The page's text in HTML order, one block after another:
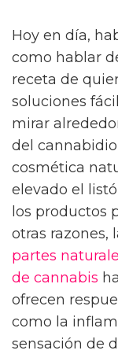
Hoy en día,
como hablar
receta de
soluciones
mirar
del
cosmética
elevado el
los productos
otras razones,
partes
de cannabis
ofrecen
como la
sensación de